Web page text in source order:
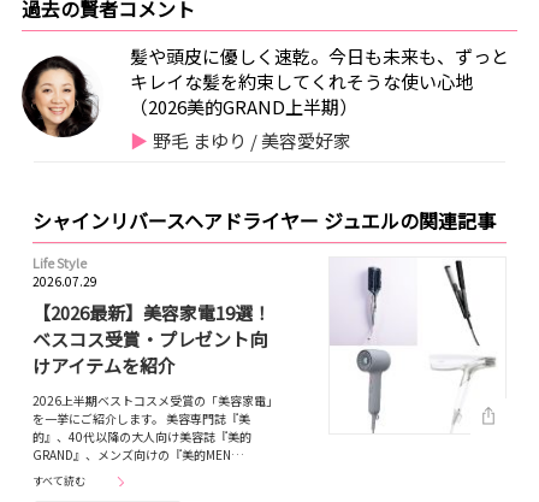
過去の賢者コメント
髪や頭皮に優しく速乾。今日も未来も、ずっと
キレイな髪を約束してくれそうな使い心地
（2026美的GRAND上半期）
野毛 まゆり / 美容愛好家
シャインリバースヘアドライヤー ジュエルの関連記事
Life Style
2026.07.29
【2026最新】美容家電19選！
ベスコス受賞・プレゼント向
けアイテムを紹介
2026上半期ベストコスメ受賞の「美容家電」
を一挙にご紹介します。 美容専門誌『美
的』、40代以降の大人向け美容誌『美的
GRAND』、メンズ向けの『美的MEN…
すべて読む